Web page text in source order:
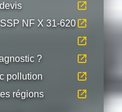
NF X 31-620
?
pollution
régions